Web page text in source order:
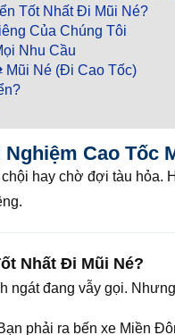
Tốt Nhất Đi Mũi Né?
Của Chúng Tôi
Nhu Cầu
Mũi Né (Đi Cao Tốc)
Cao Tốc
hay chờ đợi tàu hỏa.
Nhất Đi Mũi Né?
ngát đang vẫy gọi.
phải ra bến xe Miền